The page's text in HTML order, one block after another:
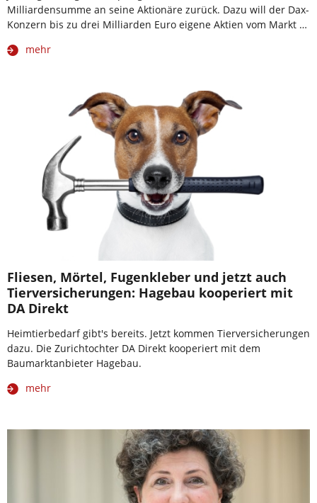
Milliardensumme an seine Aktionäre zurück. Dazu will der Dax-
Konzern bis zu drei Milliarden Euro eigene Aktien vom Markt …
mehr
Fliesen, Mörtel, Fugenkleber und jetzt auch
Tierversicherungen: Hagebau kooperiert mit
DA Direkt
Heimtierbedarf gibt's bereits. Jetzt kommen Tierversicherungen
dazu. Die Zurichtochter DA Direkt kooperiert mit dem
Baumarktanbieter Hagebau.
mehr